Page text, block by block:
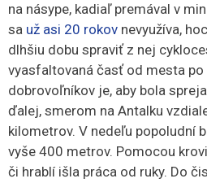
na násype, kadiaľ premával v
sa už asi 20 rokov nevyužíva,
dlhšiu dobu spraviť z nej
vyasfaltovaná časť od mesta
dobrovoľníkov je, aby bola
ďalej, smerom na Antalku
kilometrov. V nedeľu popoludní
vyše 400 metrov. Pomocou
či hrablí išla práca od ruky. Do